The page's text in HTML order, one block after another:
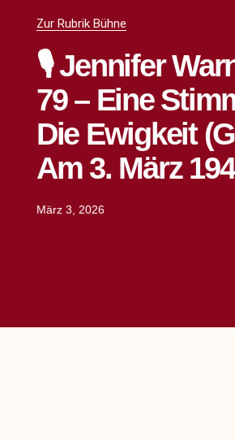
Zur Rubrik Bühne
🎙️ Jennifer
79 – Eine
Die Ewigkeit
Am 3. März
März 3, 2026